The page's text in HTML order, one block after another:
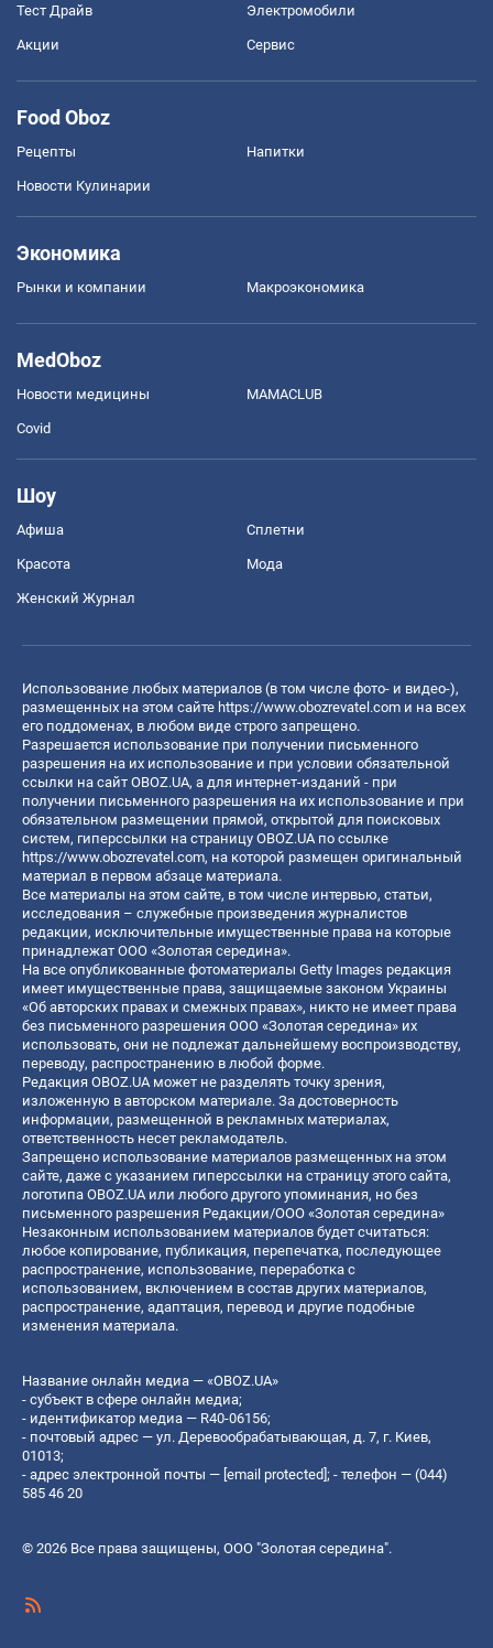
Тест Драйв Электромобили
Акции Сервис
Food Oboz
Рецепты Напитки
Новости Кулинарии
Экономика
Рынки и компании Mакроэкономика
MedOboz
Новости медицины MAMACLUB
Covid
Шоу
Афиша Сплетни
Красота Мода
Женский Журнал
Использование любых материалов (в том числе фото- и видео-),
размещенных на этом сайте https://www.obozrevatel.com и на всех
его поддоменах, в любом виде строго запрещено.
Разрешается использование при получении письменного
разрешения на их использование и при условии обязательной
ссылки на сайт OBOZ.UA, а для интернет-изданий - при
получении письменного разрешения на их использование и при
обязательном размещении прямой, открытой для поисковых
систем, гиперссылки на страницу OBOZ.UA по ссылке
https://www.obozrevatel.com, на которой размещен оригинальный
материал в первом абзаце материала.
Все материалы на этом сайте, в том числе интервью, статьи,
исследования – служебные произведения журналистов
редакции, исключительные имущественные права на которые
принадлежат ООО «Золотая середина».
На все опубликованные фотоматериалы Getty Images редакция
имеет имущественные права, защищаемые законом Украины
«Об авторских правах и смежных правах», никто не имеет права
без письменного разрешения ООО «Золотая середина» их
использовать, они не подлежат дальнейшему воспроизводству,
переводу, распространению в любой форме.
Редакция OBOZ.UA может не разделять точку зрения,
изложенную в авторском материале. За достоверность
информации, размещенной в рекламных материалах,
ответственность несет рекламодатель.
Запрещено использование материалов размещенных на этом
сайте, даже с указанием гиперссылки на страницу этого сайта,
логотипа OBOZ.UA или любого другого упоминания, но без
письменного разрешения Редакции/ООО «Золотая середина»
Незаконным использованием материалов будет считаться:
любое копирование, публикация, перепечатка, последующее
распространение, использование, переработка с
использованием, включением в состав других материалов,
распространение, адаптация, перевод и другие подобные
изменения материала.
Название онлайн медиа — «OBOZ.UA»
- субъект в сфере онлайн медиа;
- идентификатор медиа — R40-06156;
- почтовый адрес — ул. Деревообрабатывающая, д. 7, г. Киев,
01013;
- адрес электронной почты — [email protected]; - телефон — (044)
585 46 20
© 2026 Все права защищены, ООО "Золотая середина".